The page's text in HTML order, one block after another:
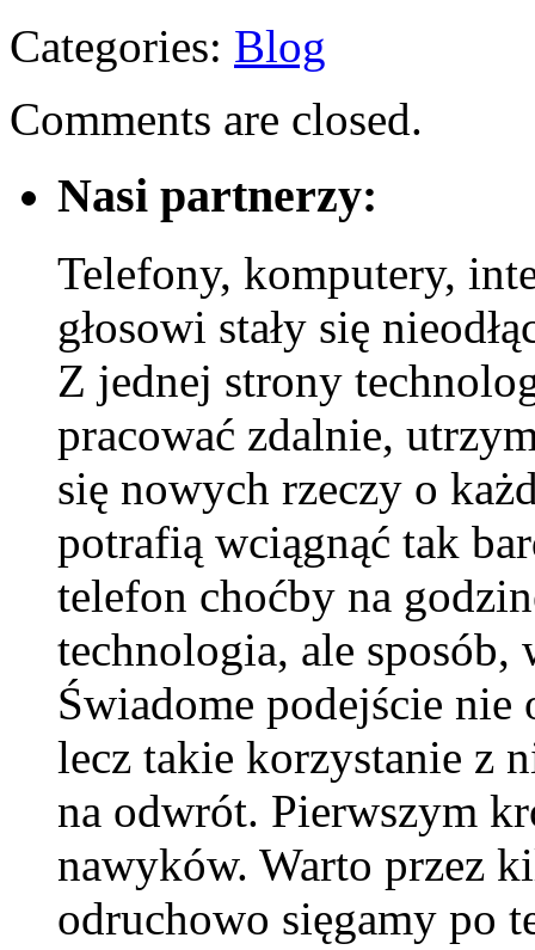
Categories: Blog
Comments are closed.
Nasi partnerzy:
Telefony, komputery,
głosowi stały się
Z jednej strony
pracować zdalnie,
się nowych rzeczy o
potrafią wciągnąć tak
telefon choćby na
technologia, ale
Świadome podejście
lecz takie korzystanie z
na odwrót. Pierwszym
nawyków. Warto przez
odruchowo sięgamy po